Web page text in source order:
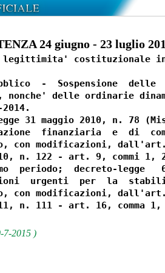
24 giugno - 23 luglio
legittimita' costituzionale
-  Sospensione
nonche' delle ordinarie
2014.
31 maggio 2010, n. 78
finanziaria  e  di
con modificazioni,
n. 122 - art. 9, commi 1,
periodo;  decreto-legge
urgenti  per  la
con modificazioni,
n. 111 - art. 16, comma
7-2015 )